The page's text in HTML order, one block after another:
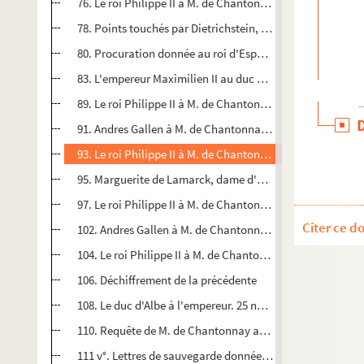
78. Points touchés par Dietrichstein, de la part de
80. Procuration donnée au roi d'Espagne pour la
83. L'empereur Maximilien II au duc d'Albe, touchant
89. Le roi Philippe II à M. de Chantonnay. Madrid, 15
91. Andres Gallen à M. de Chantonnay. Madrid, 16
93. Le roi Philippe II à M. de Chantonnay. Madrid, 17
95. Marguerite de Lamarck, dame d'Arenberg, à M. de
97. Le roi Philippe II à M. de Chantonnay. Aranjuez, 22
102. Andres Gallen à M. de Chantonnay. Madrid, 22
104. Le roi Philippe II à M. de Chantonnay. Aranjuez, 22
106. Déchiffrement de la précédente
108. Le duc d'Albe à l'empereur. 25 novembre 1568. Copie.
110. Requête de M. de Chantonnay au roi Philippe II.
111 v°. Lettres de sauvegarde données à Alphonse de
Citer ce